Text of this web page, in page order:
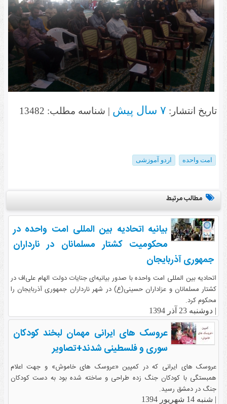
تاریخ انتشار: ۷ سال پیش | شناسه مطلب: 13482
امت واحده اردو آموزشی
مطالب مرتبط
بیانیه اتحادیه بین المللی امت واحده در
محکومیت کشتار مسلمانان در نارداران
جمهوری آذربایجان
اتحادیه بین المللی امت واحده با صدور بیانیه‌ای جنایات دولت الهام علی‌اف در
کشتار مسلمانان و عزاداران حسینی(ع) در شهر نارداران جمهوری آذربایجان را
محکوم کرد.
| دوشنبه 23 آذر 1394
عروسک های ایرانی مهمان لبخند کودکان
سوری و فلسطینی شدند+تصاویر
عروسک های ایرانی که در کمپین «عروسک های خاموش» و جهت اعلام
همبستگی با کودکان جنگ زده طراحی و ساخته شده بود به دست کودکان
جنگ در دمشق رسید.
| شنبه 14 شهریور 1394